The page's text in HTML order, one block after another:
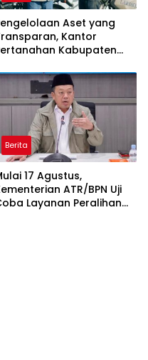
Aset yang
Kantor
Kabupaten
Pemenang Lelang
Berita
17 Agustus,
ATR/BPN Uji
Layanan Peralihan